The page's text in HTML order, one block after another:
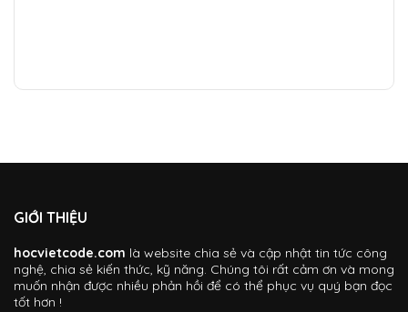
GIỚI THIỆU
hocvietcode.com là website chia sẻ và cập nhật tin tức công
nghệ, chia sẻ kiến thức, kỹ năng. Chúng tôi rất cảm ơn và mong
muốn nhận được nhiều phản hồi để có thể phục vụ quý bạn đọc
tốt hơn !